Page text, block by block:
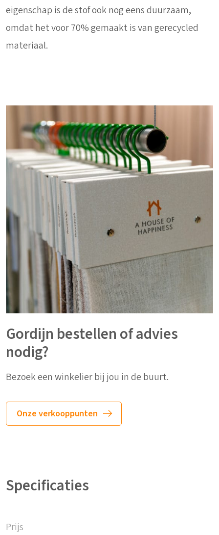
eigenschap is de stof ook nog eens duurzaam,
omdat het voor 70% gemaakt is van gerecycled
materiaal.
Gordijn bestellen of advies
nodig?
Bezoek een winkelier bij jou in de buurt.
Onze verkooppunten
Specificaties
Prijs